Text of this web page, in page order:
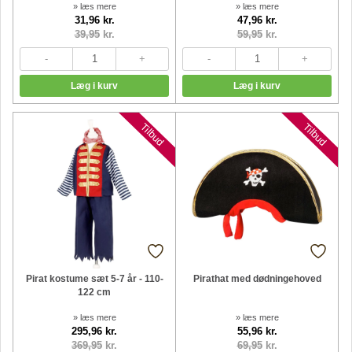
» læs mere
31,96 kr.
39,95kr.
» læs mere
47,96 kr.
59,95kr.
Pirat kostume sæt 5-7 år - 110-
122 cm
» læs mere
295,96 kr.
369,95 kr.
Tilbud
Pirathat med dødningehoved
» læs mere
55,96 kr.
69,95kr.
Tilbud